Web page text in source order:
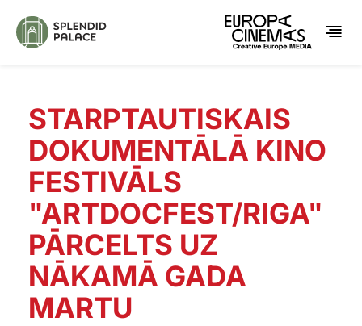
STARPTAUTISKAIS
DOKUMENTĀLĀ KINO
FESTIVĀLS
"ARTDOCFEST/RIGA"
PĀRCELTS UZ
NĀKAMĀ GADA
MARTU